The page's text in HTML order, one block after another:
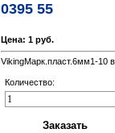
0395 55
Цена: 1 руб.
VikingМарк.пласт.6мм1-10
Количество: